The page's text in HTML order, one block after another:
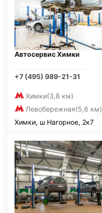
Автосервис Химки
+7 (495) 989-21-31
Химки(3,8 км)
Левобережная(5,6 км)
Химки, ш Нагорное, 2к7